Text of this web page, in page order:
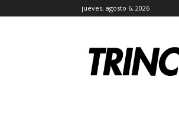
jueves, agosto 6, 2026